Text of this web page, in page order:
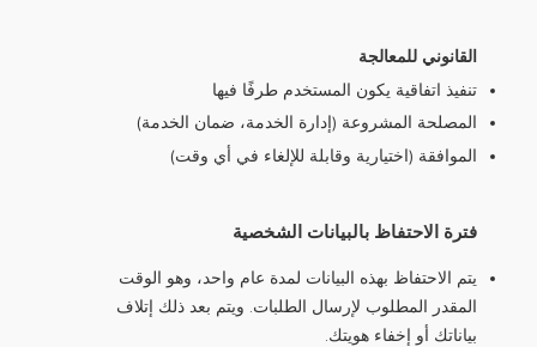
القانوني للمعالجة
تنفيذ اتفاقية يكون المستخدم طرفًا فيها
المصلحة المشروعة (إدارة الخدمة، ضمان الخدمة)
الموافقة (اختيارية وقابلة للإلغاء في أي وقت)
فترة الاحتفاظ بالبيانات الشخصية
يتم الاحتفاظ بهذه البيانات لمدة عام واحد، وهو الوقت
المقدر المطلوب لإرسال الطلبات. ويتم بعد ذلك إتلاف
بياناتك أو إخفاء هويتك.